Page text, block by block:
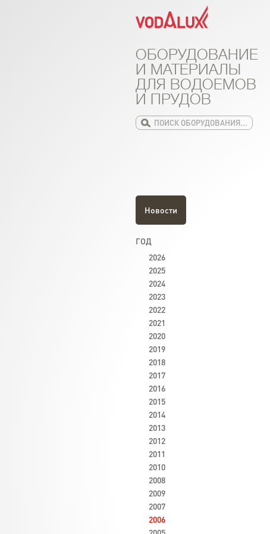
ОБОРУДОВАНИЕ
И МАТЕРИАЛЫ
ДЛЯ ВОДОЕМОВ
И ПРУДОВ
Новости
ГОД
2026
2025
2024
2023
2022
2021
2020
2019
2018
2017
2016
2015
2014
2013
2012
2011
2010
2008
2009
2007
2006